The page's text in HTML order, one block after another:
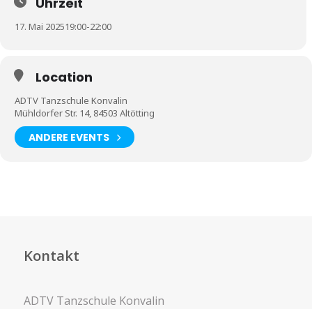
17. Mai 202519:00-22:00
Location
ADTV Tanzschule Konvalin
Mühldorfer Str. 14, 84503 Altötting
ANDERE EVENTS
Kontakt
ADTV Tanzschule Konvalin